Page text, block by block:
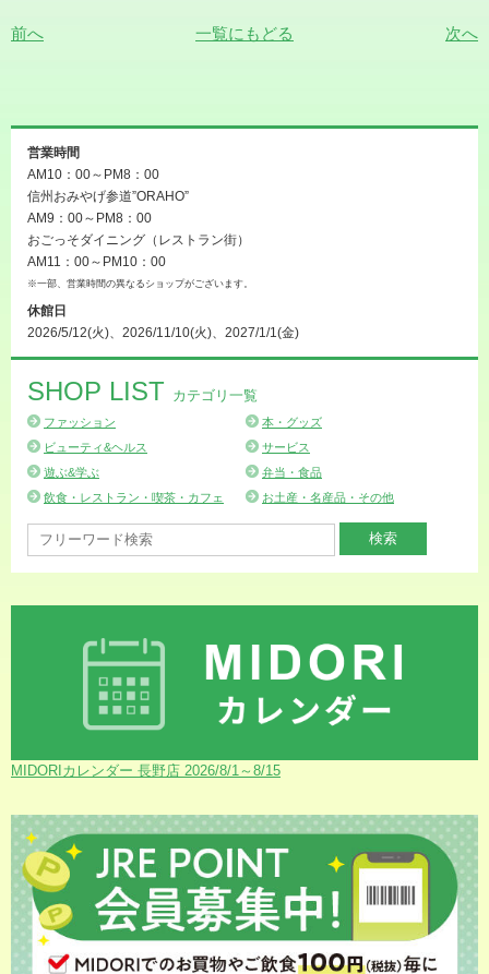
前へ 一覧にもどる 次へ
営業時間
AM10：00～PM8：00
信州おみやげ参道”ORAHO”
AM9：00～PM8：00
おごっそダイニング（レストラン街）
AM11：00～PM10：00
※一部、営業時間の異なるショップがございます。
休館日
2026/5/12(火)、2026/11/10(火)、2027/1/1(金)
SHOP LIST カテゴリ一覧
ファッション
本・グッズ
ビューティ&ヘルス
サービス
遊ぶ&学ぶ
弁当・食品
飲食・レストラン・喫茶・カフェ
お土産・名産品・その他
MIDORIカレンダー 長野店 2026/8/1～8/15